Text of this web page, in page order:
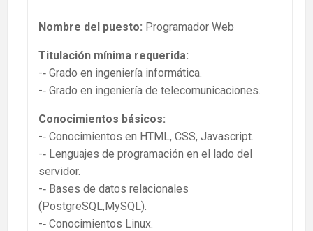
Nombre del puesto: Programador Web
Titulación mínima requerida:
-­‐ Grado en ingeniería informática.
-­‐ Grado en ingeniería de telecomunicaciones.
Conocimientos básicos:
-­‐ Conocimientos en HTML, CSS, Javascript.
-­‐ Lenguajes de programación en el lado del
servidor.
-­‐ Bases de datos relacionales
(PostgreSQL,MySQL).
-­‐ Conocimientos Linux.